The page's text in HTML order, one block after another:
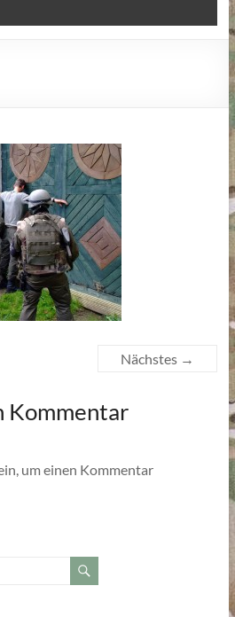
Nächstes →
Kommentar
um einen Kommentar